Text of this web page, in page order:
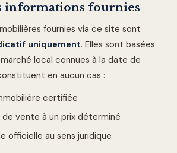
informations fournies
fournies via ce site sont
uniquement. Elles sont basées
local connues à la date de
en aucun cas :
certifiée
vente à un prix déterminé
officielle au sens juridique